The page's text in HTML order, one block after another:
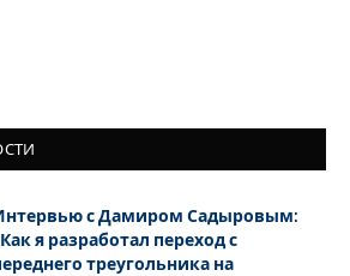
с Дамиром Садыровым:
я разработал переход с
треугольника на